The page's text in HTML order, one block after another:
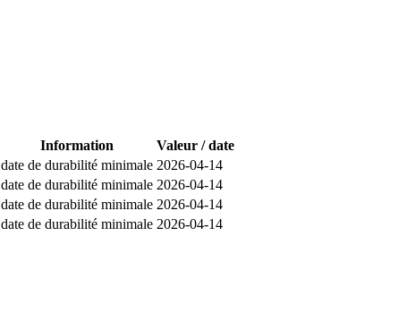
Information
Valeur / date
date de durabilité minimale 2026-04-14
date de durabilité minimale 2026-04-14
date de durabilité minimale 2026-04-14
date de durabilité minimale 2026-04-14